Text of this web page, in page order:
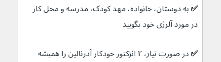
✅ به دوستان، خانواده، مهد کودک، مدرسه و محل کار
در مورد آلرژی خود بگویید
✅
در صورت نیاز، ۲ انژکتور خودکار آدرنالین را همیشه